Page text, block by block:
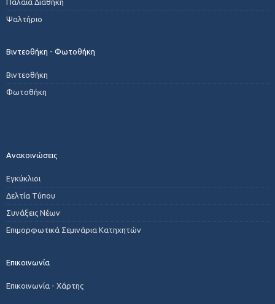
Ψαλτήριο
Βιντεοθήκη - Φωτοθήκη
Βιντεοθήκη
Φωτοθήκη
Ανακοινώσεις
Εγκύκλιοι
Δελτία Τύπου
Συνάξεις Νέων
Επιμορφωτικά Σεμινάρια Κατηχητών
Επικοινωνία
Επικοινωνία - Χάρτης